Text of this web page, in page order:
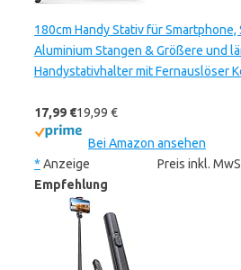
180cm Handy Stativ für
Aluminium Stangen & Größere und
Handystativhalter mit Fernauslöser
17,99 €19,99 €
Bei Amazon ansehen
* Anzeige
Preis inkl.
Empfehlung